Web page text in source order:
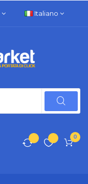
Italiano
0